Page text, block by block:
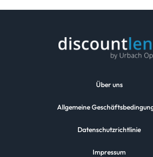
Über uns
Allgemeine
Datenschutzrichtlinie
Impressum